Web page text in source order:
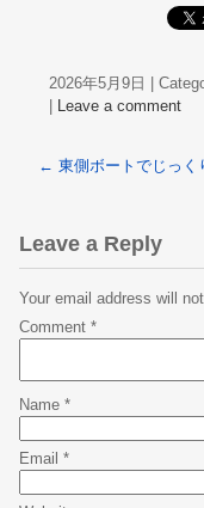
2026年5月9日
Leave a comment
← 東側ボートでじっく
Leave a Reply
Your email address will
Comment *
Name *
Email *